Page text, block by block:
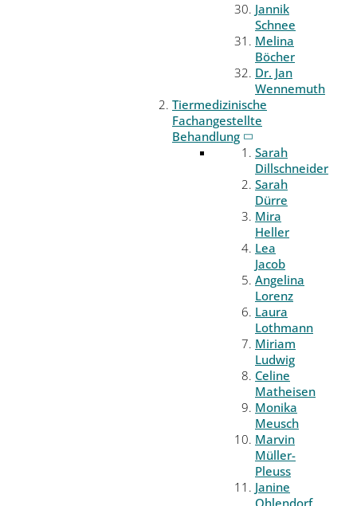
Jannik
Schnee
Melina
Böcher
Dr. Jan
Wennemuth
Tiermedizinische
Fachangestellte
Behandlung
Sarah
Dillschneider
Sarah
Dürre
Mira
Heller
Lea
Jacob
Angelina
Lorenz
Laura
Lothmann
Miriam
Ludwig
Celine
Matheisen
Monika
Meusch
Marvin
Müller-
Pleuss
Janine
Ohlendorf